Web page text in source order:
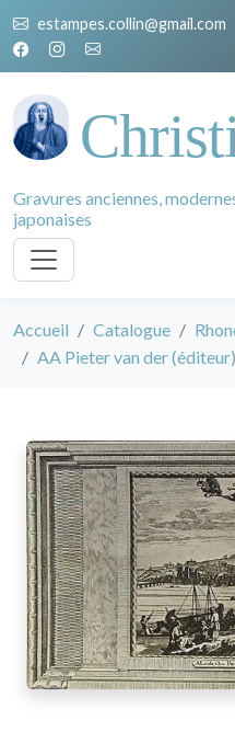
estampes.collin@gmail.com
Gravures anciennes,
japonaises
Accueil Catalogue
AA Pieter van der (éditeur)